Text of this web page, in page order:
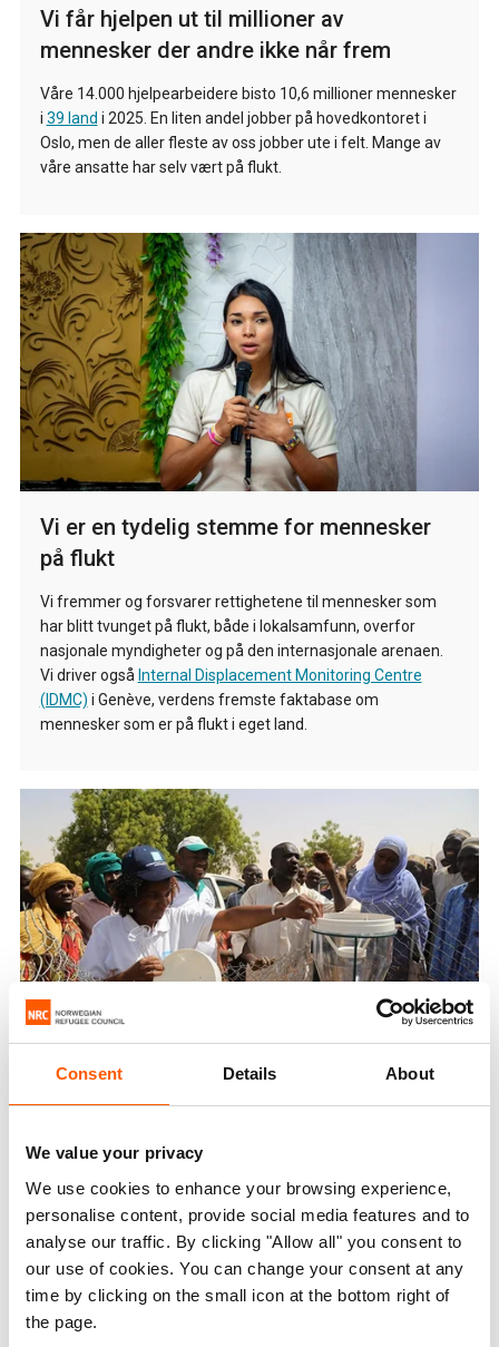
Consent Details About
We value your privacy
We use cookies to enhance your browsing experience,
personalise content, provide social media features and to
analyse our traffic. By clicking "Allow all" you consent to
our use of cookies. You can change your consent at any
time by clicking on the small icon at the bottom right of
the page.
Vi får hjelpen ut til millioner av
mennesker der andre ikke når frem
Våre 14.000 hjelpearbeidere bisto 10,6 millioner mennesker
i 39 land i 2025. En liten andel jobber på hovedkontoret i
Oslo, men de aller fleste av oss jobber ute i felt. Mange av
våre ansatte har selv vært på flukt.
Vi er en tydelig stemme for mennesker
på flukt
Vi fremmer og forsvarer rettighetene til mennesker som
har blitt tvunget på flukt, både i lokalsamfunn, overfor
nasjonale myndigheter og på den internasjonale arenaen.
Vi driver også Internal Displacement Monitoring Centre
(IDMC) i Genève, verdens fremste faktabase om
mennesker som er på flukt i eget land.
Vi samarbeider med andre så vi kan
hjelpe flere
Vi samarbeider med partnere og myndigheter, og sørger
alltid for at lokalbefolkningen og lokal kunnskap står i
sentrum for vår innsats.
Gjennom våre eksperter iNORCAP, som vi låner ut til andre
organisasjoner når kriser oppstår, arbeider vi for å finne
bærekraftige løsninger for mennesker som er rammet av
kriser og klimaendringer.